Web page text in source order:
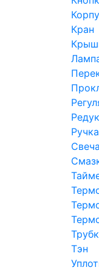
Кран
Ручка
Тэн